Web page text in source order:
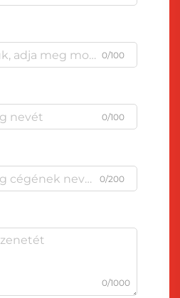
0/100
0/100
0/200
0/1000